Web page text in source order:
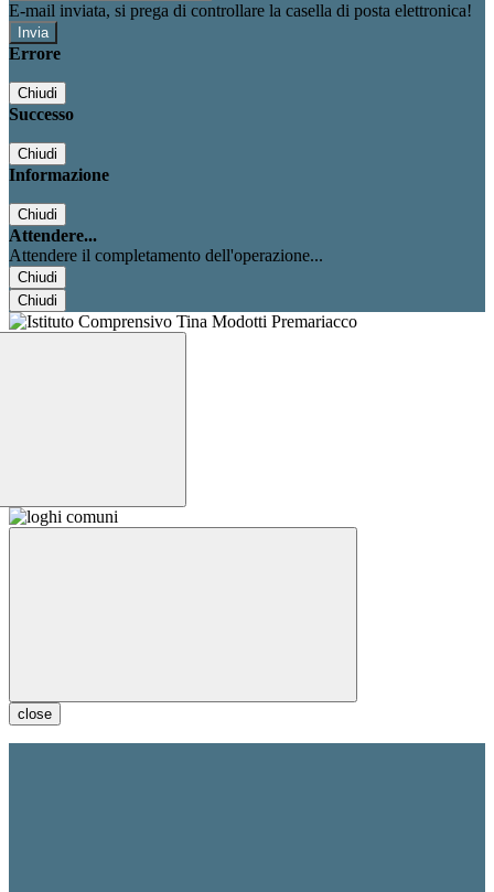
E-mail inviata, si prega di controllare la casella di posta elettronica!
Errore
Chiudi
Successo
Chiudi
Informazione
Chiudi
Attendere...
Attendere il completamento dell'operazione...
Chiudi
Chiudi
close